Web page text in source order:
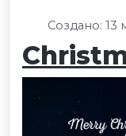
Создано: 13